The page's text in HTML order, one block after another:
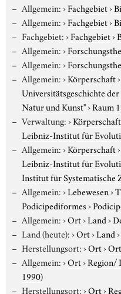
Allgemein:›Fachgebiet›
Allgemein:›Fachgebiet›
Fachgebiet:›Fachgebiet›
Allgemein:›
Allgemein:›
Allgemein:›Körperschaft›
Universitätsgeschichte
Natur und Kunst"›Raum
Verwaltung:›Körperschaft
Leibniz-Institut für
Allgemein:›Körperschaft›
Leibniz-Institut für
Institut für Systematische
Allgemein:›Lebewesen›
Podicipediformes›
Allgemein:›Ort›Land›
Land (heute):›Ort›Land›
Herstellungsort:›Ort›
Allgemein:›Ort›Region/
1990)
Herstellungsort:›Ort›